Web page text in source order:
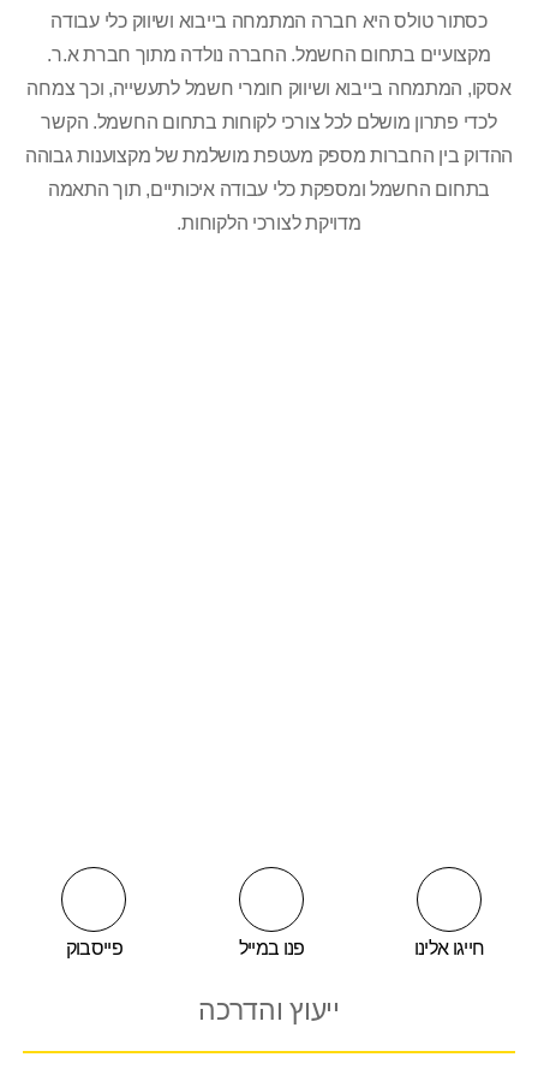
כסתור טולס היא חברה המתמחה בייבוא ושיווק כלי עבודה
מקצועיים בתחום החשמל. החברה נולדה מתוך חברת א.ר.
אסקו, המתמחה בייבוא ושיווק חומרי חשמל לתעשייה, וכך צמחה
לכדי פתרון מושלם לכל צורכי לקוחות בתחום החשמל. הקשר
ההדוק בין החברות מספק מעטפת מושלמת של מקצוענות גבוהה
בתחום החשמל ומספקת כלי עבודה איכותיים, תוך התאמה
מדויקת לצורכי הלקוחות.
חייגו אלינו פנו במייל פייסבוק
ייעוץ והדרכה